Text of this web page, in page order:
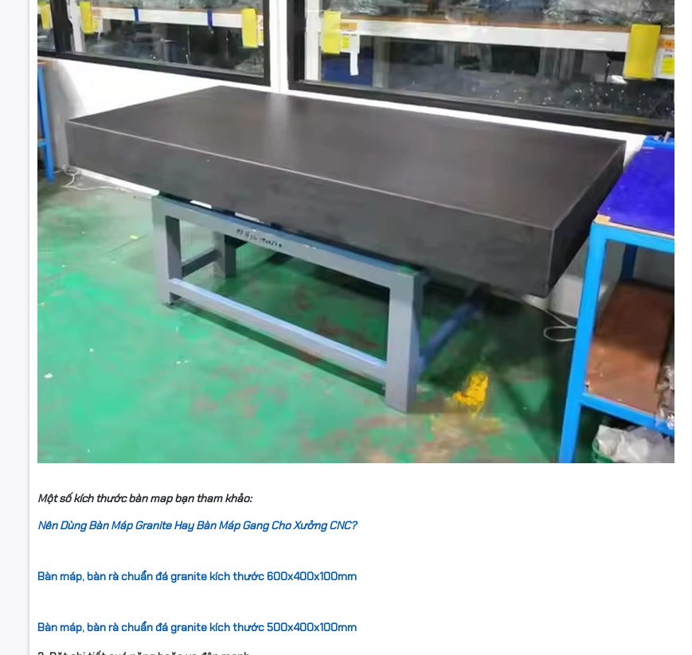
Một số kích thước bàn map bạn tham khảo:
Nên Dùng Bàn Máp Granite Hay Bàn Máp Gang Cho Xưởng CNC?
Bàn máp, bàn rà chuẩn đá granite kích thước 600x400x100mm
Bàn máp, bàn rà chuẩn đá granite kích thước 500x400x100mm